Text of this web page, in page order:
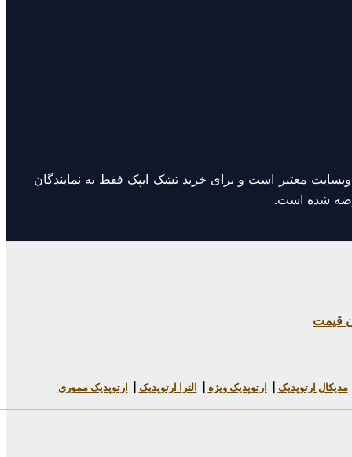
معتبر است و برای خرید تشک ایپک فقط به نمایندگان
شده است.
قیمت
مدیکال ارتوپدیک ارتوپدیک ویژه الترا ارتوپدیک ارتوپدیک مموری